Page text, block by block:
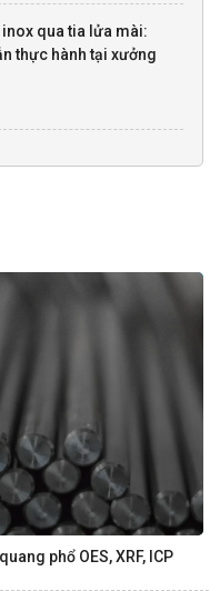
inox qua tia lửa mài:
thực hành tại xưởng
phổ OES, XRF, ICP